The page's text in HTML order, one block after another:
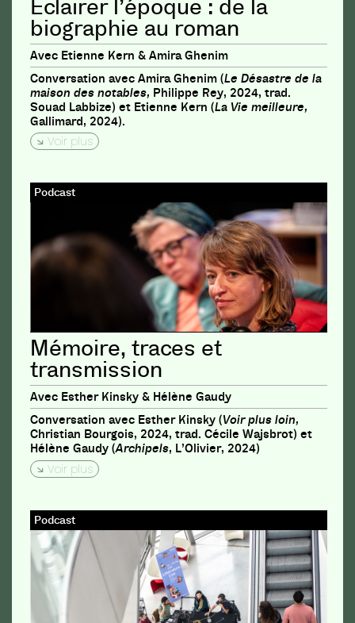
Éclairer l’époque : de la
biographie au roman
Avec Etienne Kern & Amira Ghenim
Conversation avec Amira Ghenim (Le Désastre de la
maison des notables, Philippe Rey, 2024, trad.
Souad Labbize) et Etienne Kern (La Vie meilleure,
Gallimard, 2024).
Voir plus
Podcast
Mémoire, traces et
transmission
Avec Esther Kinsky & Hélène Gaudy
Conversation avec Esther Kinsky (Voir plus loin,
Christian Bourgois, 2024, trad. Cécile Wajsbrot) et
Hélène Gaudy (Archipels, L’Olivier, 2024)
Voir plus
Podcast